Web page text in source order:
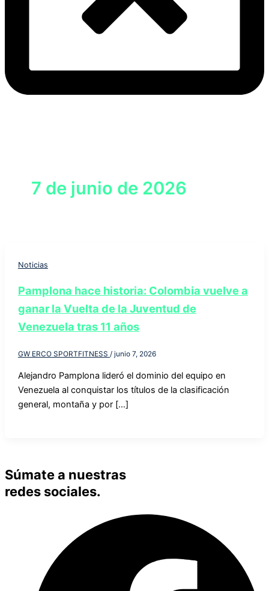
7 de junio de 2026
Noticias
Pamplona hace historia: Colombia vuelve a
ganar la Vuelta de la Juventud de
Venezuela tras 11 años
GW ERCO SPORTFITNESS / junio 7, 2026
Alejandro Pamplona lideró el dominio del equipo en
Venezuela al conquistar los títulos de la clasificación
general, montaña y por […]
Súmate a nuestras
redes sociales.